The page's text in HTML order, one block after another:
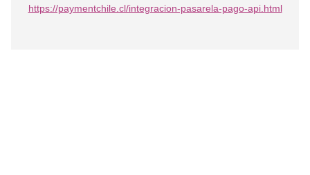
https://paymentchile.cl/integracion-pasarela-pago-api.html